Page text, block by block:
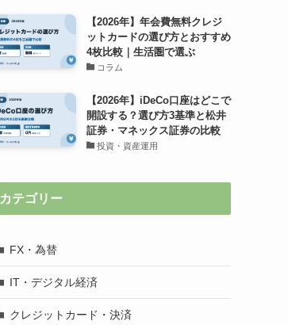
【2026年】年会費無料クレジ
ットカードの選び方とおすすめ
4枚比較｜生活圏で選ぶ
コラム
【2026年】iDeCo口座はどこで
開設する？選び方3基準と松井
証券・マネックス証券の比較
投資・資産運用
カテゴリー
FX・為替
IT・デジタル経済
クレジットカード・決済